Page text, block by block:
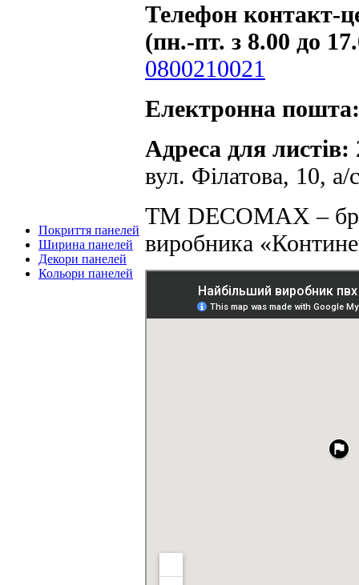
Покриття панелей
Ширина панелей
Декори панелей
Кольори панелей
Телефон контакт-
(пн.-пт. з 8.00 до
0800210021
Електронна
Адреса для листів:
вул. Філатова, 10, а/
ТМ DECOMAX –
виробника